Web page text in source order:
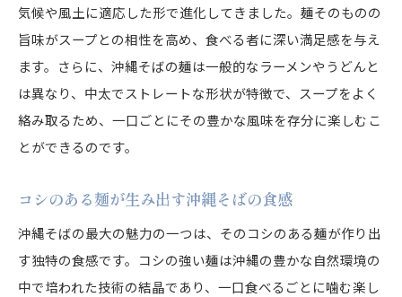
気候や風土に適応した形で進化してきました。麺そのものの
旨味がスープとの相性を高め、食べる者に深い満足感を与え
ます。さらに、沖縄そばの麺は一般的なラーメンやうどんと
は異なり、中太でストレートな形状が特徴で、スープをよく
絡み取るため、一口ごとにその豊かな風味を存分に楽しむこ
とができるのです。
コシのある麺が生み出す沖縄そばの食感
沖縄そばの最大の魅力の一つは、そのコシのある麺が作り出
す独特の食感です。コシの強い麺は沖縄の豊かな自然環境の
中で培われた技術の結晶であり、一口食べるごとに噛む楽し